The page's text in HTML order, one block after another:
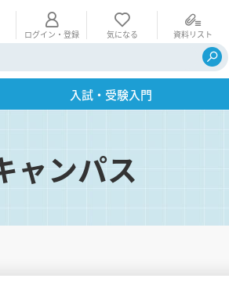
ログイン・登録 気になる 資料リスト
入試・受験入門
ャンパス